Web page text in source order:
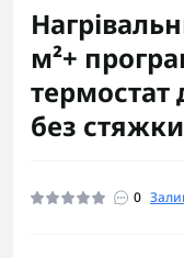
м²+
термостат
без стяжки
0